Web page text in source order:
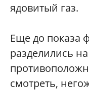
ядовитый газ.
Еще до показа
разделились
смотреть,